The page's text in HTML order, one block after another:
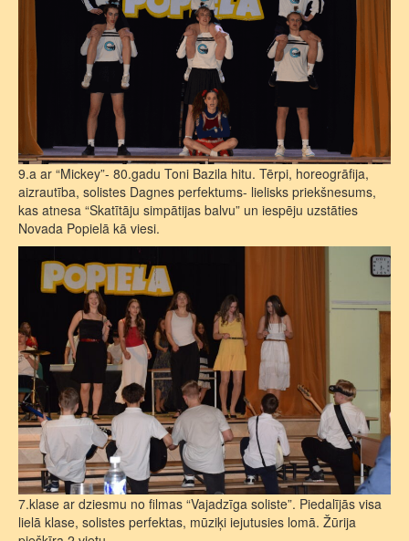
9.a ar “Mickey”- 80.gadu Toni Bazila hitu. Tērpi, horeogrāfija,
aizrautība, solistes Dagnes perfektums- lielisks priekšnesums,
kas atnesa “Skatītāju simpātijas balvu” un iespēju uzstāties
Novada Popielā kā viesi.
7.klase ar dziesmu no filmas “Vajadzīga soliste”. Piedalījās visa
lielā klase, solistes perfektas, mūziķi iejutusies lomā. Žūrija